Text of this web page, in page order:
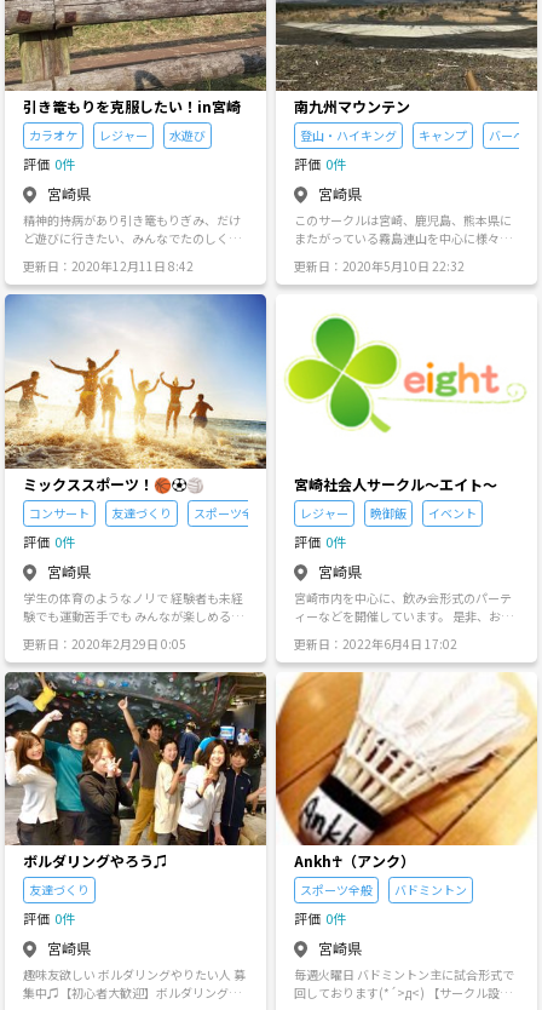
リング大会、カ ラオケ大会を
行っていきたいと思い ます。
※注意点：勧誘や誹謗中傷等が少しでも
発覚・ 発見した場合は、即座
に退会して頂 きます。 上記を
考えてます。是非お気軽にご参加くださ
い。そして、一緒にアニメ・漫画を熱く
語っていきましょう〜😁
引き篭もりを克服したい！in宮崎
カラオケ レジャー 水遊び
評価 0件
宮崎県
精神的持病があり引き篭もりぎみ、だけ
ど遊びに行きたい、みんなでたのしくわ
オケ行ってみたいという方募集中！年
齢、性別は問いません
更新日：2020年12月11日 8:42
南九州マウンテン
登山・ハイキング キャンプ バーベキ
評価 0件
宮崎県
このサークルは宮崎、鹿児島、熊本県に
またがっている霧島連山を中心に様々な
また主催者の僕は現役の陸上自衛官で
す！ 登山に必要な要素やいかにラクに楽
しく登山が出来るかをあなたにレクチャ
ーします😁 まだ立ち上げ段階でメンバー
は少なく開催もまだですが、BBQやキャ
ンプなどニーズに合わせて人と人との繋
がり、横の繋がりを大切にして行こうと
思っています😁 ①開催頻度 月１基準 ②
対象者 18歳～50歳(社会人) ③対象性別
男性、女性どちらも大歓迎 ④参加費 無料
ませんので是非僕の公式LINEのアカウン
トを追加してみてください😁
更新日：2020年5月10日 22:32
ミックススポーツ！🏀⚽️🏐
コンサート 友達づくり スポーツ全般
評価 0件
宮崎県
学生の体育のようなノリで 経験者も未経
験でも運動苦手でも みんなが楽しめるス
球技を開催しています🥳 ソフトバレー、
フットサルを中心に行ってます！ 年に数
回、球技大会のような 大きなイベントも
開催しています！
更新日：2020年2月29日 0:05
宮崎社会人サークル～エイト～
レジャー 晩御飯 イベント
評価 0件
宮崎県
宮崎市内を中心に、飲み会形式のパーテ
ィーなどを開催しています。 是非、お気
い。 ロゴの四葉のクローバーの形は、８
(エイト)が重なり合ったデザインです。
みなさんのご縁の輪が広がり、幸せが訪
れますように(^^)v 【サークル設立の想
い】 『エイト』という名前の由来は、 ☆
８という数字は輪をつないだ形なので、
たくさんの友達の輪がつながりますよう
に ☆八という文字は末広がりで縁起がよ
く、みなさんのご縁が広がりますように
☆ ８→∞ 無限大のご縁や可能性を願っ
て ☆原子番号８の元素は酸素で、酸素の
ように、みなさんにとってなければなら
ない存在になりたいということ ☆八方い
ろいろなところから、たくさんの方に参
加して頂きたいこと そのような想いを込
めています。
更新日：2022年6月4日 17:02
ボルダリングやろう♫
友達づくり
評価 0件
宮崎県
趣味友欲しい ボルダリングやりたい人 募
集中♫【初心者大歓迎】ボルダリングサ
Ankh☥（アンク）
スポーツ全般 バドミントン
評価 0件
宮崎県
毎週火曜日 バドミントン主に試合形式で
回しております(*´>д<) 【サークル設立